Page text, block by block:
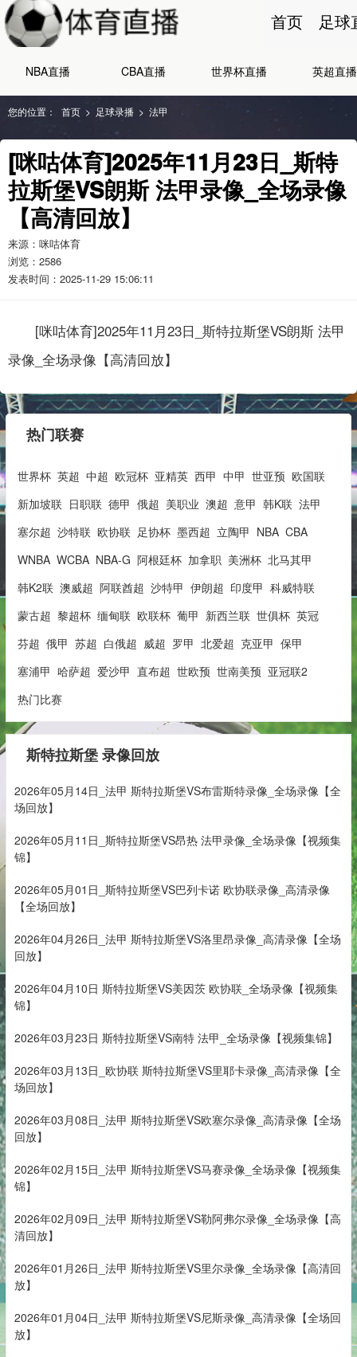
首页 足球
NBA直播 CBA直播 世界杯直播 英超直播
您的位置： 首页 > 足球录播 > 法甲
[咪咕体育]2025年11月23日_斯特
拉斯堡VS朗斯 法甲录像_全场录像
【高清回放】
来源：咪咕体育
浏览： 2586
发表时间：2025-11-29 15:06:11
[咪咕体育]2025年11月23日_斯特拉斯堡VS朗斯 法甲
录像_全场录像【高清回放】
热门联赛
世界杯 英超 中超 欧冠杯 亚精英 西甲 中甲 世亚预 欧国联
新加坡联 日职联 德甲 俄超 美职业 澳超 意甲 韩K联 法甲
塞尔超 沙特联 欧协联 足协杯 墨西超 立陶甲 NBA CBA
WNBA WCBA NBA-G 阿根廷杯 加拿职 美洲杯 北马其甲
韩K2联 澳威超 阿联酋超 沙特甲 伊朗超 印度甲 科威特联
蒙古超 黎超杯 缅甸联 欧联杯 葡甲 新西兰联 世俱杯 英冠
芬超 俄甲 苏超 白俄超 威超 罗甲 北爱超 克亚甲 保甲
塞浦甲 哈萨超 爱沙甲 直布超 世欧预 世南美预 亚冠联2
热门比赛
斯特拉斯堡 录像回放
2026年05月14日_法甲 斯特拉斯堡VS布雷斯特录像_全场录像【全
场回放】
2026年05月11日_斯特拉斯堡VS昂热 法甲录像_全场录像【视频集
锦】
2026年05月01日_斯特拉斯堡VS巴列卡诺 欧协联录像_高清录像
【全场回放】
2026年04月26日_法甲 斯特拉斯堡VS洛里昂录像_高清录像【全场
回放】
2026年04月10日 斯特拉斯堡VS美因茨 欧协联_全场录像【视频集
锦】
2026年03月23日 斯特拉斯堡VS南特 法甲_全场录像【视频集锦】
2026年03月13日_欧协联 斯特拉斯堡VS里耶卡录像_高清录像【全
场回放】
2026年03月08日_法甲 斯特拉斯堡VS欧塞尔录像_高清录像【全场
回放】
2026年02月15日_法甲 斯特拉斯堡VS马赛录像_全场录像【视频集
锦】
2026年02月09日_法甲 斯特拉斯堡VS勒阿弗尔录像_全场录像【高
清回放】
2026年01月26日_法甲 斯特拉斯堡VS里尔录像_全场录像【高清回
放】
2026年01月04日_法甲 斯特拉斯堡VS尼斯录像_高清录像【全场回
放】